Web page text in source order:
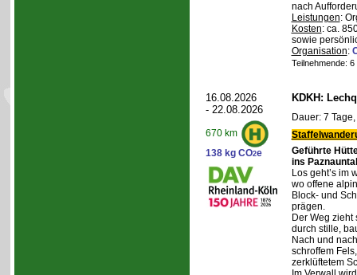
nach
Leistungen:
Kosten: ca.
sowie
Organisation:
Teilnehmende:
16.08.2026
- 22.08.2026
670 km
138 kg CO2e
KDKH:
Dauer: 7
Geführte
ins Paznauntal
Los geht’s im
wo offene
Block- und
prägen.
Der Weg
durch stille,
Nach und
schroffem
zerklüftetem